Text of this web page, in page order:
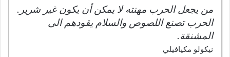
من يجعل الحرب مهنته لا يمكن أن يكون غير شرير.
الحرب تصنع اللصوص والسلام يقودهم الى
المشنقة.
نيكولو مكيافيلي